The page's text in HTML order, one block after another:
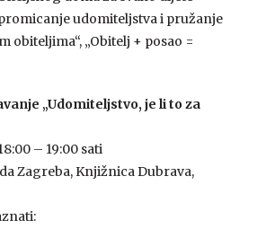
udomiteljstva i pružanje
obiteljima“, „Obitelj + posao =
„Udomiteljstvo, je li to za
– 19:00 sati
Zagreba, Knjižnica Dubrava,